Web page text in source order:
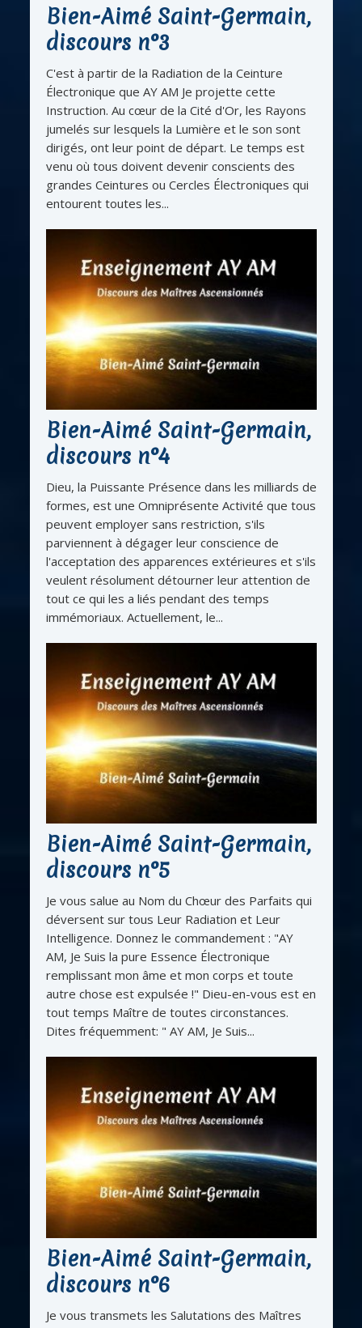
Bien-Aimé Saint-Germain,
discours n°3
C'est à partir de la Radiation de la Ceinture
Électronique que AY AM Je projette cette
Instruction. Au cœur de la Cité d'Or, les Rayons
jumelés sur lesquels la Lumière et le son sont
dirigés, ont leur point de départ. Le temps est
venu où tous doivent devenir conscients des
grandes Ceintures ou Cercles Électroniques qui
entourent toutes les...
Bien-Aimé Saint-Germain,
discours n°4
Dieu, la Puissante Présence dans les milliards de
formes, est une Omniprésente Activité que tous
peuvent employer sans restriction, s'ils
parviennent à dégager leur conscience de
l'acceptation des apparences extérieures et s'ils
veulent résolument détourner leur attention de
tout ce qui les a liés pendant des temps
immémoriaux. Actuellement, le...
Bien-Aimé Saint-Germain,
discours n°5
Je vous salue au Nom du Chœur des Parfaits qui
déversent sur tous Leur Radiation et Leur
Intelligence. Donnez le commandement : "AY
AM, Je Suis la pure Essence Électronique
remplissant mon âme et mon corps et toute
autre chose est expulsée !" Dieu-en-vous est en
tout temps Maître de toutes circonstances.
Dites fréquemment: " AY AM, Je Suis...
Bien-Aimé Saint-Germain,
discours n°6
Je vous transmets les Salutations des Maîtres